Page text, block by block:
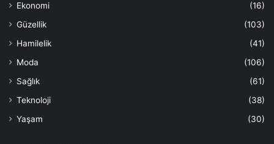
Ekonomi
(16)
Güzellik
(103)
Hamilelik
(41)
Moda
(106)
Sağlık
(61)
Teknoloji
(38)
Yaşam
(30)